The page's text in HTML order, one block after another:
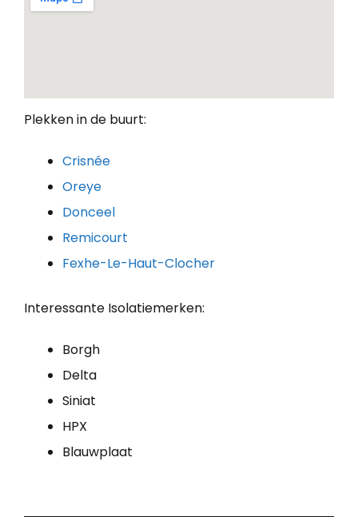
Plekken in de buurt:
Crisnée
Oreye
Donceel
Remicourt
Fexhe-Le-Haut-Clocher
Interessante Isolatiemerken:
Borgh
Delta
Siniat
HPX
Blauwplaat